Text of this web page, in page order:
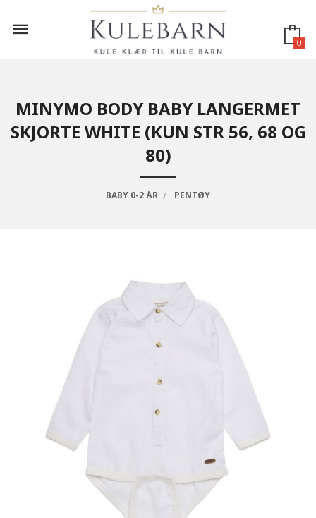
innholdet
0
MINYMO BODY BABY LANGERMET
SKJORTE WHITE (KUN STR 56, 68 OG
80)
BABY 0-2 ÅR PENTØY